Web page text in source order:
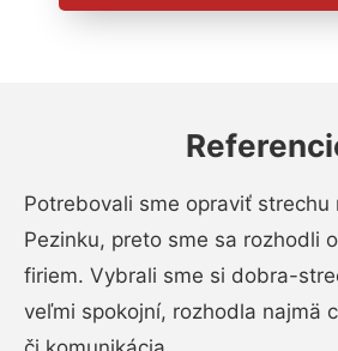
Potrebovali sme opraviť strechu
Pezinku, preto sme sa rozhodli
firiem. Vybrali sme si dobra-
veľmi spokojní, rozhodla najmä